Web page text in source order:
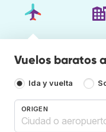
Vuelos baratos
Ida y vuelta
ORIGEN